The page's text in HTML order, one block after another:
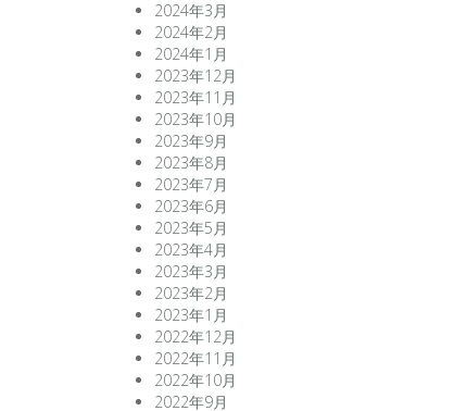
2024年3月
2024年2月
2024年1月
2023年12月
2023年11月
2023年10月
2023年9月
2023年8月
2023年7月
2023年6月
2023年5月
2023年4月
2023年3月
2023年2月
2023年1月
2022年12月
2022年11月
2022年10月
2022年9月